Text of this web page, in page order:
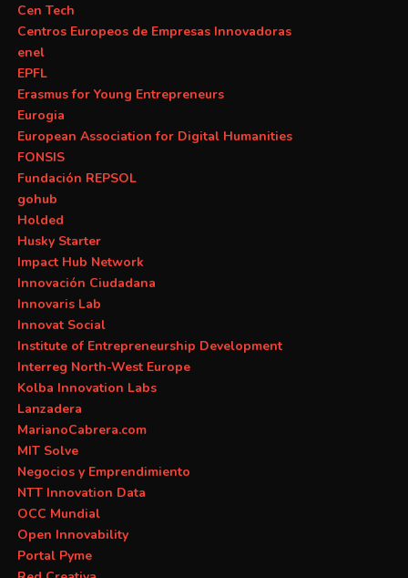
Cen Tech
Centros Europeos de Empresas Innovadoras
enel
EPFL
Erasmus for Young Entrepreneurs
Eurogia
European Association for Digital Humanities
FONSIS
Fundación REPSOL
gohub
Holded
Husky Starter
Impact Hub Network
Innovación Ciudadana
Innovaris Lab
Innovat Social
Institute of Entrepreneurship Development
Interreg North-West Europe
Kolba Innovation Labs
Lanzadera
MarianoCabrera.com
MIT Solve
Negocios y Emprendimiento
NTT Innovation Data
OCC Mundial
Open Innovability
Portal Pyme